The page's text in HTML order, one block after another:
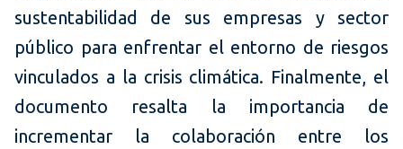
sustentabilidad de sus empresas y sector
público para enfrentar el entorno de riesgos
vinculados a la crisis climática. Finalmente, el
documento resalta la importancia de
incrementar la colaboración entre los